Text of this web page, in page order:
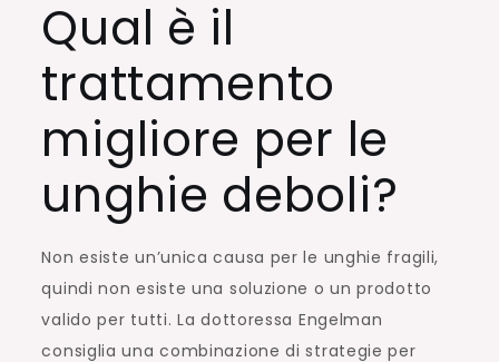
Qual è il
trattamento
migliore per le
unghie deboli?
Non esiste un’unica causa per le unghie fragili,
quindi non esiste una soluzione o un prodotto
valido per tutti. La dottoressa Engelman
consiglia una combinazione di strategie per